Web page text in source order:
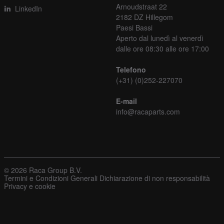
LinkedIn
Arnoudstraat 22
2182 DZ Hillegom
Paesi Bassi
Aperto dal lunedì al venerdì
dalle ore 08:30 alle ore 17:00
Telefono
(+31) (0)252-227070
E-mail
info@racaparts.com
© 2026 Raca Group B.V.
Termini e Condizioni Generali Dichiarazione di non responsabilità
Privacy e cookie